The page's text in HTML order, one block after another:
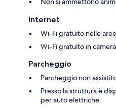
Internet
Wi-Fi gratuito nelle
Wi-Fi gratuito in camera
Parcheggio
Parcheggio non
Presso la struttura è
per auto elettriche